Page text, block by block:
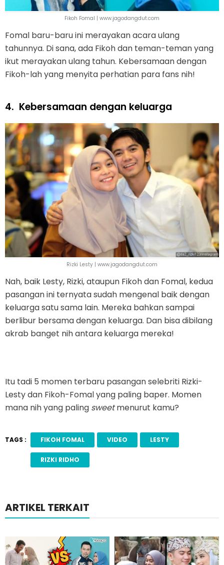
Fikoh Fomal | www.jagodangdut.com
Fomal baru-baru ini merayakan acara ulang
tahunnya. Di sana, ada Fikoh dan teman-teman yang
ikut merayakan ulang tahun. Kebersamaan dengan
Fikoh-lah yang menyita perhatian para fans nih!
4. Kebersamaan dengan keluarga
Rizki Lesty | www.jagodangdut.com
Nah, baik Lesty, Rizki, ataupun Fikoh dan Fomal, kedua
pasangan ini ternyata sudah mengenal baik dengan
keluarga satu sama lain. Mereka bahkan sampai
berlibur bersama dengan keluarga. Dan bisa dibilang
akrab banget nih antara keluarga mereka!
Itu tadi 5 momen terbaru pasangan selebriti Rizki-
Lesty dan Fikoh-Fomal yang paling baper. Momen
mana nih yang paling sweetmenurut kamu?
TAGS : FIKOH FOMAL VIDEO LESTY
RIZKI RIDHO
ARTIKEL TERKAIT